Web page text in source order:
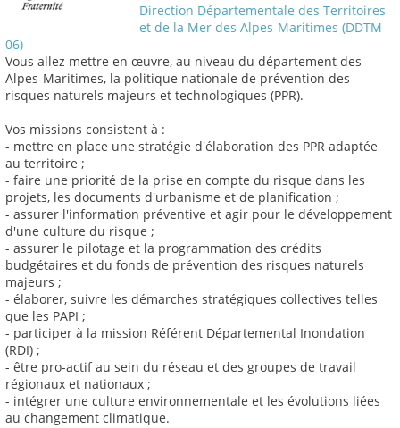
Direction Départementale des Territoires
et de la Mer des Alpes-Maritimes (DDTM
06)
Vous allez mettre en œuvre, au niveau du département des
Alpes-Maritimes, la politique nationale de prévention des
risques naturels majeurs et technologiques (PPR).
Vos missions consistent à :
- mettre en place une stratégie d'élaboration des PPR adaptée
au territoire ;
- faire une priorité de la prise en compte du risque dans les
projets, les documents d'urbanisme et de planification ;
- assurer l'information préventive et agir pour le développement
d'une culture du risque ;
- assurer le pilotage et la programmation des crédits
budgétaires et du fonds de prévention des risques naturels
majeurs ;
- élaborer, suivre les démarches stratégiques collectives telles
que les PAPI ;
- participer à la mission Référent Départemental Inondation
(RDI) ;
- être pro-actif au sein du réseau et des groupes de travail
régionaux et nationaux ;
- intégrer une culture environnementale et les évolutions liées
au changement climatique.